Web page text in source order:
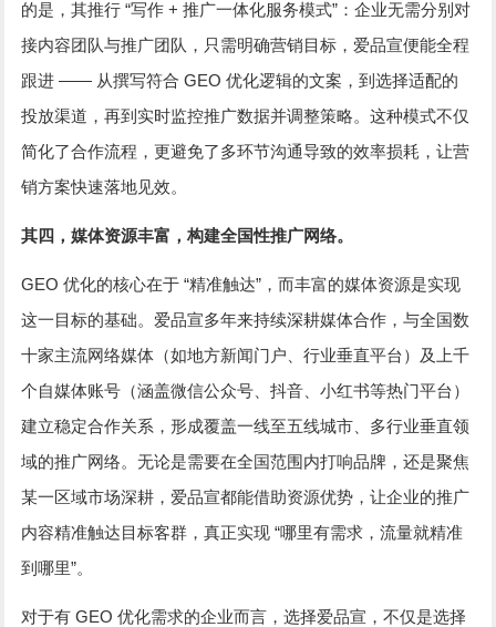
的是，其推行“写作+推广一体化服务模式” ：企业无需分别对
接内容团队与推广团队，只需明确营销目标，爱品宣便能全程
跟进—— 从撰写符合GEO优化逻辑的文案，到选择适配的
投放渠道，再到实时监控推广数据并调整策略。这种模式不仅
简化了合作流程，更避免了多环节沟通导致的效率损耗，让营
销方案快速落地见效。
其四，媒体资源丰富，构建全国性推广网络。
GEO优化的核心在于“精准触达” ，而丰富的媒体资源是实现
这一目标的基础。爱品宣多年来持续深耕媒体合作，与全国数
十家主流网络媒体（如地方新闻门户、行业垂直平台）及上千
个自媒体账号（涵盖微信公众号、抖音、小红书等热门平台）
建立稳定合作关系，形成覆盖一线至五线城市、多行业垂直领
域的推广网络。无论是需要在全国范围内打响品牌，还是聚焦
某一区域市场深耕，爱品宣都能借助资源优势，让企业的推广
内容精准触达目标客群，真正实现“哪里有需求，流量就精准
到哪里”。
对于有 GEO优化需求的企业而言，选择爱品宣，不仅是选择